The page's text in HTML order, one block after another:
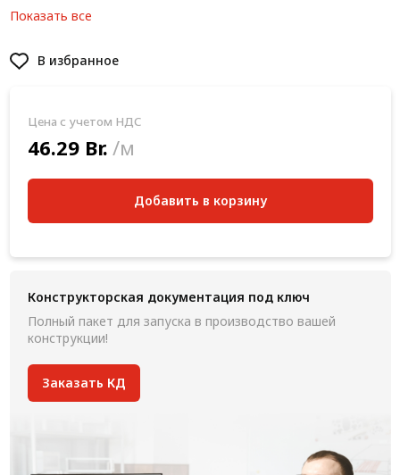
Показать все
В избранное
Цена с учетом НДС
46.29 Br. /м
Добавить в корзину
Конструкторская документация под ключ
Полный пакет для запуска в производство вашей
конструкции!
Заказать КД